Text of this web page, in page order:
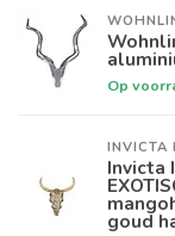
Op
INVICTA
Invicta
goud